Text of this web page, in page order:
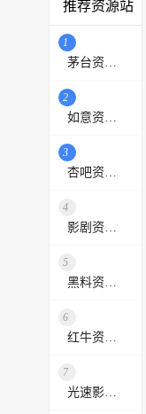
推荐资源站
1
2
3
4
5
6
7